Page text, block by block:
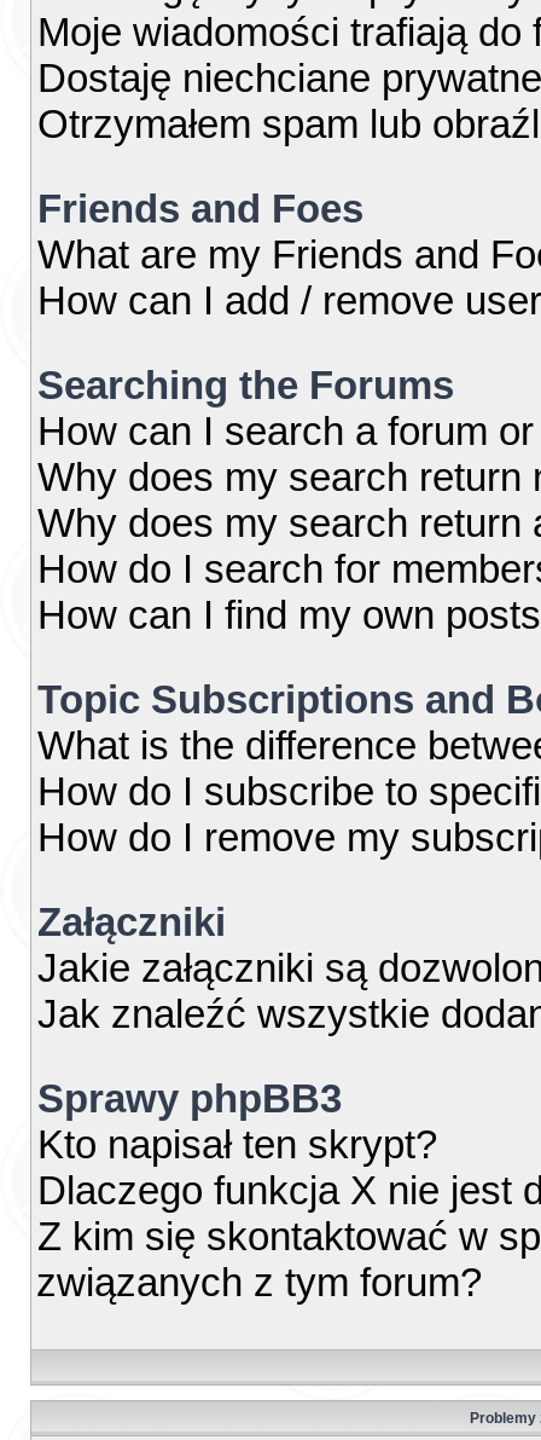
Moje wiadomości trafiają do
Dostaję niechciane
Otrzymałem spam lub
Friends and Foes
What are my Friends and
How can I add / remove
Searching the Forums
How can I search a forum
Why does my search return
Why does my search return
How do I search for
How can I find my own
Topic Subscriptions and
What is the difference
How do I subscribe to
How do I remove my
Załączniki
Jakie załączniki są
Jak znaleźć wszystkie
Sprawy phpBB3
Kto napisał ten skrypt?
Dlaczego funkcja X nie jest
Z kim się skontaktować w
związanych z tym forum?
Problemy